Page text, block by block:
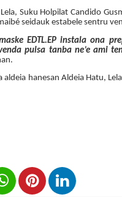
Suku Holpilat Candido
seidauk estabele sentru
EDTL.EP instala ona
pulsa tanba ne’e ami
aldeia hanesan Aldeia Hatu,